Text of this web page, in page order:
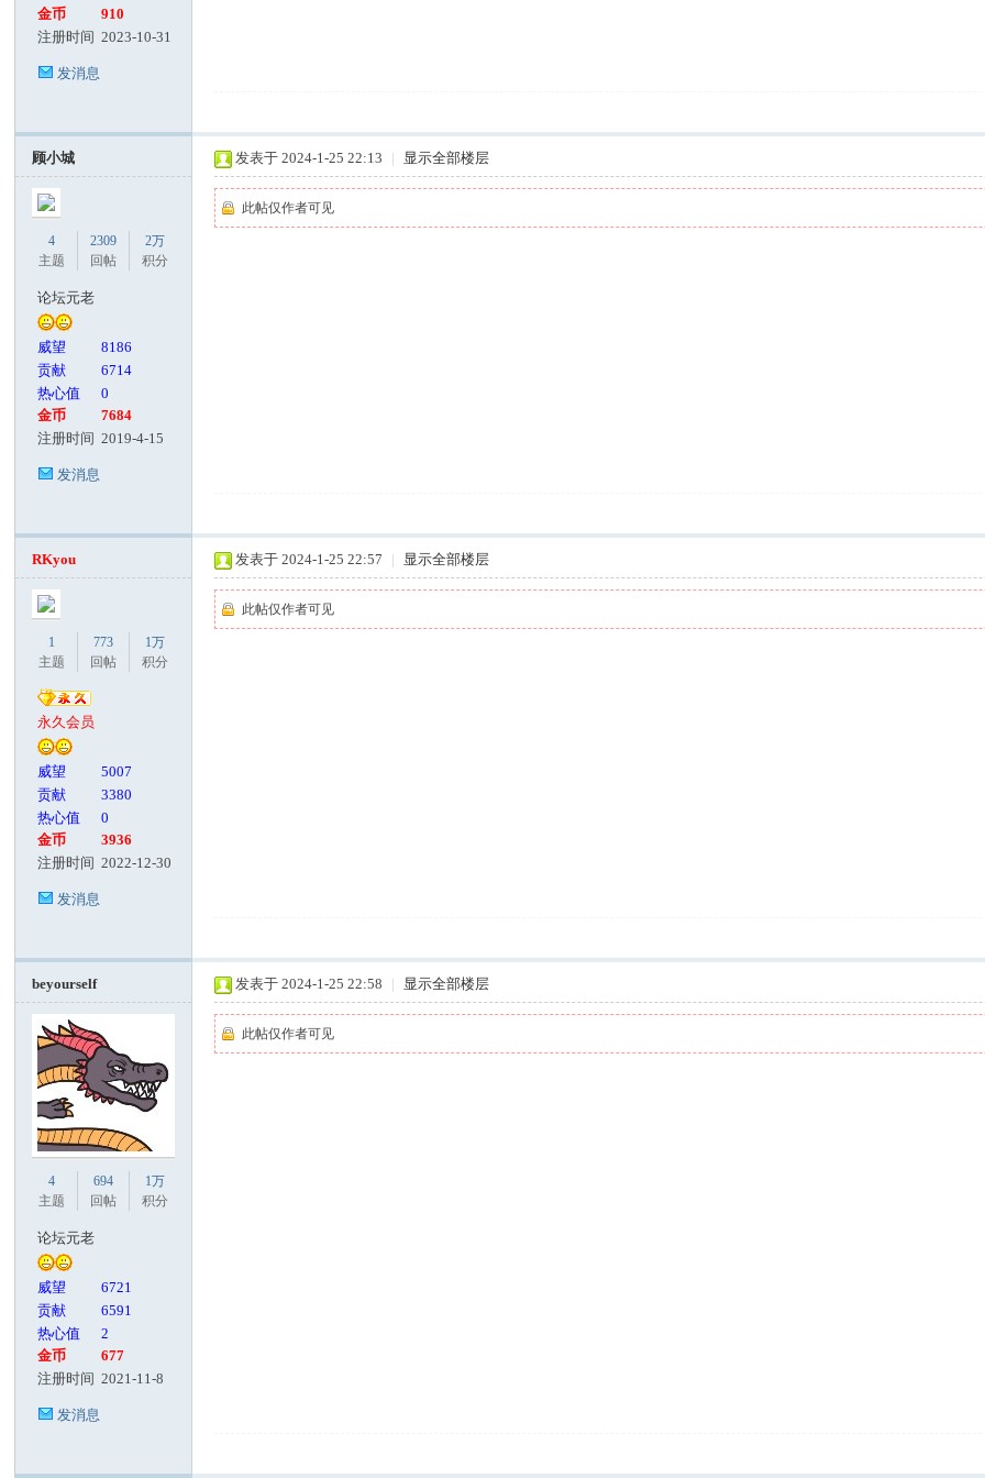
金币
910
注册时间 2023-10-31
发消息
顾小城
4
主题
2309
回帖
2万
积分
论坛元老
威望
8186
贡献
6714
热心值
0
金币
7684
注册时间 2019-4-15
发消息
发表于 2024-1-25 22:13 | 显示全部楼层
此帖仅作者可见
RKyou
1
主题
773
回帖
1万
积分
永久会员
威望
5007
贡献
3380
热心值
0
金币
3936
注册时间 2022-12-30
发消息
发表于 2024-1-25 22:57 | 显示全部楼层
此帖仅作者可见
beyourself
4
主题
694
回帖
1万
积分
论坛元老
威望
6721
贡献
6591
热心值
2
金币
677
注册时间 2021-11-8
发消息
发表于 2024-1-25 22:58 | 显示全部楼层
此帖仅作者可见